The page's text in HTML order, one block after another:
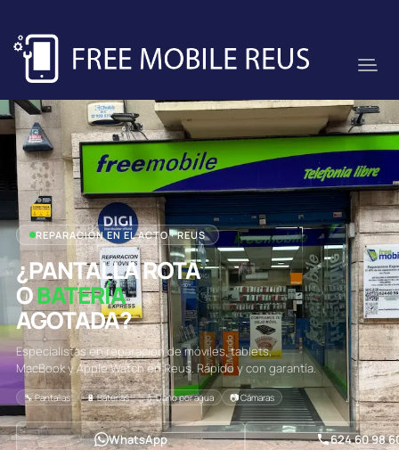
REPARACIÓN EN EL ACTO · REUS
¿PANTALLA ROTA
OBATERÍA
AGOTADA?
Especialistas en reparación de móviles, tablets,
MacBook y Apple Watch en Reus. Rápido y con garantía.
🔧 Pantallas 🔋 Baterías 💧 Daño por agua 📷 Cámaras
WhatsApp 624 60 98